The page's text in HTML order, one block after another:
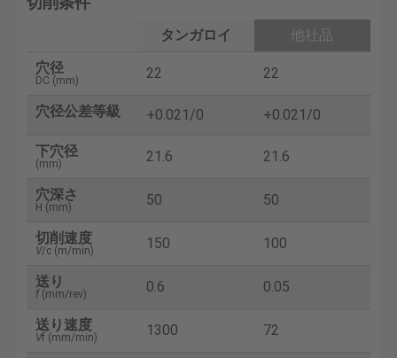
タンガロイ
他社品
穴径
DC (mm) 22 22
穴径公差等級 +0.021/0 +0.021/0
下穴径
(mm) 21.6 21.6
穴深さ
H (mm) 50 50
切削速度
V/c (m/min) 150 100
送り
f(mm/rev) 0.6 0.05
送り速度
Vf (mm/min) 1300 72